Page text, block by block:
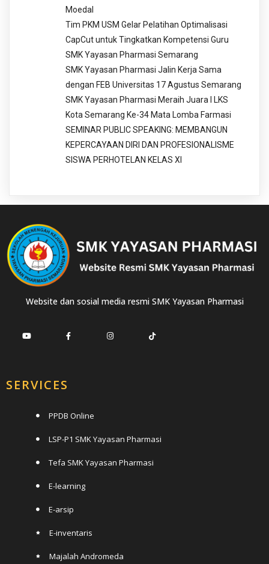
Moedal
Tim PKM USM Gelar Pelatihan Optimalisasi
CapCut untuk Tingkatkan Kompetensi Guru
SMK Yayasan Pharmasi Semarang
SMK Yayasan Pharmasi Jalin Kerja Sama
dengan FEB Universitas 17 Agustus Semarang
SMK Yayasan Pharmasi Meraih Juara I LKS
Kota Semarang Ke-34 Mata Lomba Farmasi
SEMINAR PUBLIC SPEAKING: MEMBANGUN
KEPERCAYAAN DIRI DAN PROFESIONALISME
SISWA PERHOTELAN KELAS XI
Website dan sosial media resmi SMK Yayasan Pharmasi
SERVICES
PPDB Online
LSP-P1 SMK Yayasan Pharmasi
Tefa SMK Yayasan Pharmasi
E-learning
E-arsip
E-inventaris
Majalah Andromeda